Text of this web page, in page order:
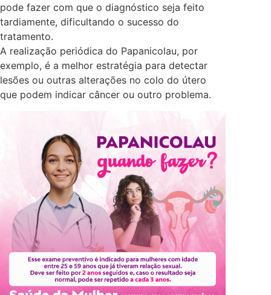
pode fazer com que o diagnóstico seja feito
tardiamente, dificultando o sucesso do
tratamento.
A realização periódica do Papanicolau, por
exemplo, é a melhor estratégia para detectar
lesões ou outras alterações no colo do útero
que podem indicar câncer ou outro problema.